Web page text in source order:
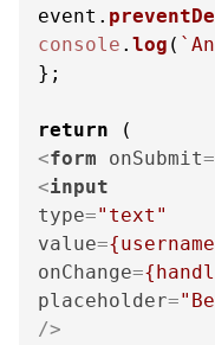
event.
console . log (
};
return
<form onSubmit=
<input
type="text"
value=
onChange=
placeholder=
/>